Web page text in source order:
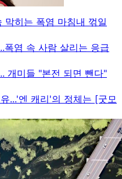
막히는 폭염 마침내 꺾일
폭염 속 사람 살리는 응급
개미들 "본전 되면 뺀다"
...'엔 캐리'의 정체는 [굿모